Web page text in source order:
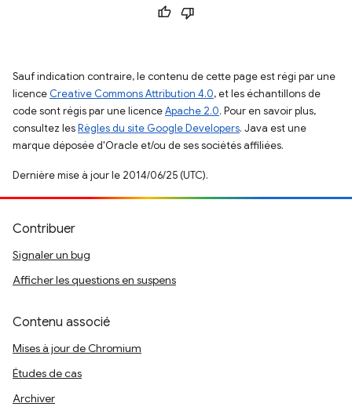
Sauf indication contraire, le contenu de cette page est régi par une
licence Creative Commons Attribution 4.0, et les échantillons de
code sont régis par une licenceApache 2.0. Pour en savoir plus,
consultez lesRègles du site Google Developers. Java est une
marque déposée d'Oracle et/ou de ses sociétés affiliées.
Dernière mise à jour le 2014/06/25 (UTC).
Contribuer
Signaler un bug
Afficher les questions en suspens
Contenu associé
Mises à jour de Chromium
Études de cas
Archiver